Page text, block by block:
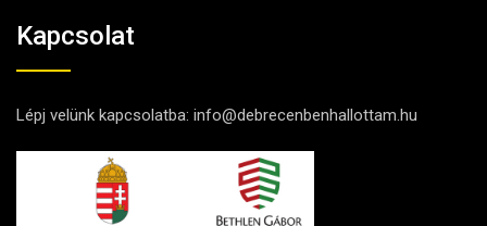
Kapcsolat
Lépj velünk kapcsolatba: info@debrecenbenhallottam.hu